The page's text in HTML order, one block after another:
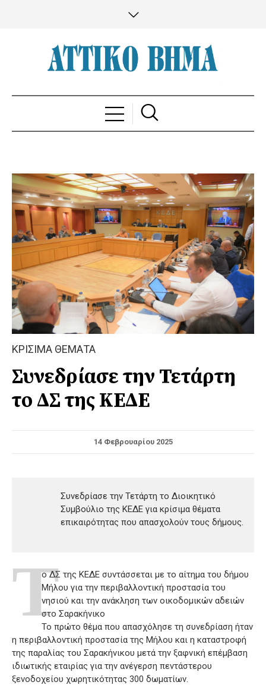
ΚΡΙΣΙΜΑ ΘΕΜΑΤΑ
Συνεδρίασε την Τετάρτη
το ΔΣ της ΚΕΔΕ
14 Φεβρουαρίου 2025
Συνεδρίασε την Τετάρτη το Διοικητικό
Συμβούλιο της ΚΕΔΕ για κρίσιμα θέματα
επικαιρότητας που απασχολούν τους δήμους.
Το ΔΣ της ΚΕΔΕ συντάσσεται με το αίτημα του δήμου
Μήλου για την περιβαλλοντική προστασία του
νησιού και την ανάκληση των οικοδομικών αδειών
στο Σαρακήνικο
Το πρώτο θέμα που απασχόλησε τη συνεδρίαση ήταν
η περιβαλλοντική προστασία της Μήλου και η καταστροφή
της παραλίας του Σαρακήνικου μετά την ξαφνική επέμβαση
ιδιωτικής εταιρίας για την ανέγερση πεντάστερου
ξενοδοχείου χωρητικότητας 300 δωματίων.